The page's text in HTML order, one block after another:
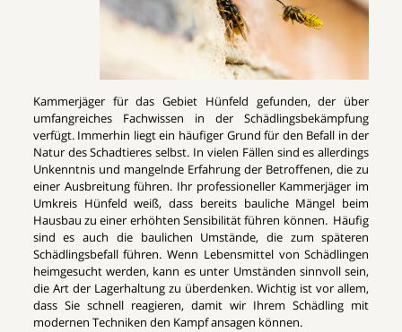
Kammerjäger für das Gebiet Hünfeld gefunden, der über
umfangreiches Fachwissen in der Schädlingsbekämpfung
verfügt. Immerhin liegt ein häufiger Grund für den Befall in der
Natur des Schadtieres selbst. In vielen Fällen sind es allerdings
Unkenntnis und mangelnde Erfahrung der Betroffenen, die zu
einer Ausbreitung führen. Ihr professioneller Kammerjäger im
Umkreis Hünfeld weiß, dass bereits bauliche Mängel beim
Hausbau zu einer erhöhten Sensibilität führen können. Häufig
sind es auch die baulichen Umstände, die zum späteren
Schädlingsbefall führen. Wenn Lebensmittel von Schädlingen
heimgesucht werden, kann es unter Umständen sinnvoll sein,
die Art der Lagerhaltung zu überdenken. Wichtig ist vor allem,
dass Sie schnell reagieren, damit wir Ihrem Schädling mit
modernen Techniken den Kampf ansagen können.